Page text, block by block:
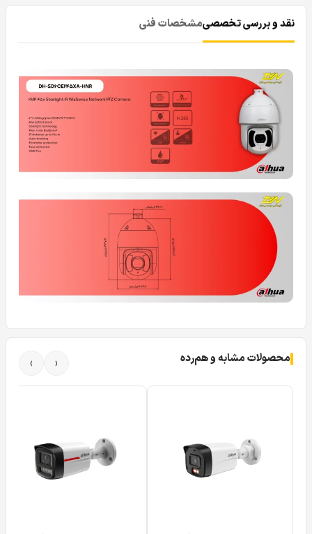
نقد و بررسی تخصصیمشخصات فنی
محصولات مشابه و هم‌رده ‹
›